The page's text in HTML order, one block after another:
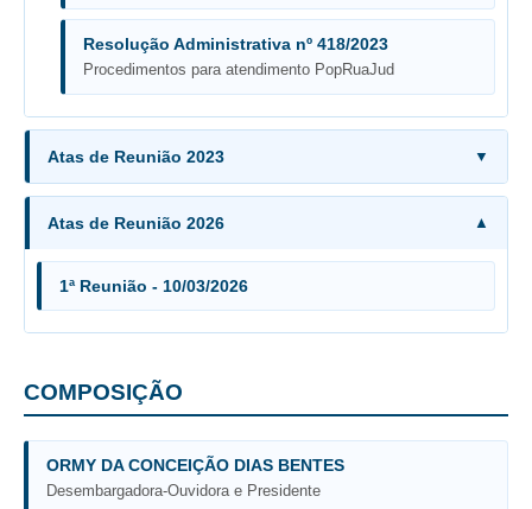
Comitê de Segurança Permanente
Comitê de Combate ao Trabalho Infantil e de Estímulo à
Comitê de Incentivo à Participação Institucional Feminina
no âmbito do TRT-11
Comitê de Prevenção e Enfrentamento do Assédio
Comitê Gestor do Plano de Contratações e Aquisições
Comitê de Equidade de Raça, Gênero e Diversidade
Comitê PopRuaJud
Comissão de Justiça Itinerante
Comissão Permanente de Avaliação Documental
Resolução Administrativa nº 418/2023
Procedimentos para atendimento PopRuaJud
Atas de Reunião 2023
Atas de Reunião 2026
1ª Reunião - 10/03/2026
COMPOSIÇÃO
ORMY DA CONCEIÇÃO DIAS BENTES
Desembargadora-Ouvidora e Presidente